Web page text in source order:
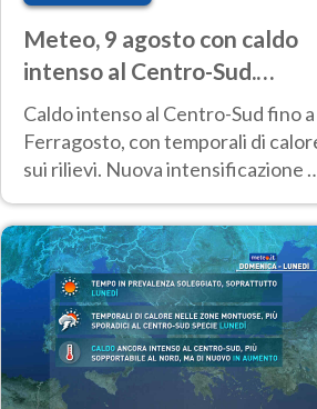
Meteo, 9 agosto con caldo
intenso al Centro-Sud.
Temporali sui rilievi
Caldo intenso al Centro-Sud fino a
Ferragosto, con temporali di
sui rilievi. Nuova intensificazione
verso i 40 °C.